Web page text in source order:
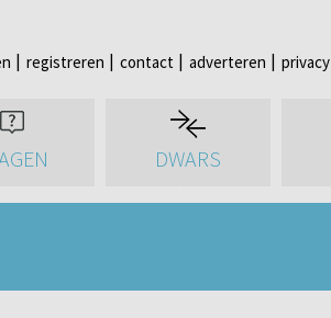
registreren contact adverteren privacy
DWARS